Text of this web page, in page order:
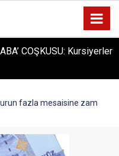
COŞKUSU: Kursiyerler
fazla mesaisine zam